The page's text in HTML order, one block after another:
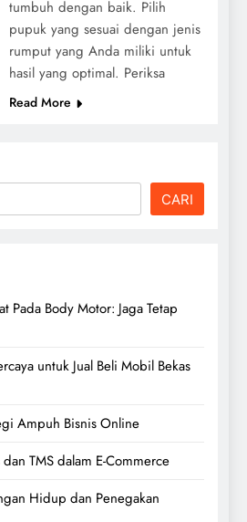
tumbuh dengan baik. Pilih
pupuk yang sesuai dengan jenis
rumput yang Anda miliki untuk
hasil yang optimal. Periksa
Read More
CARI
Pada Body Motor: Jaga Tetap
untuk Jual Beli Mobil Bekas
Ampuh Bisnis Online
TMS dalam E-Commerce
Hidup dan Penegakan